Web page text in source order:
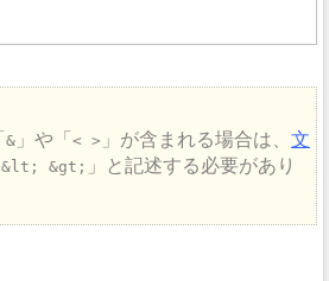
& や < > が含まれる場合は、 文
&lt; &gt;
と記述する必要があり